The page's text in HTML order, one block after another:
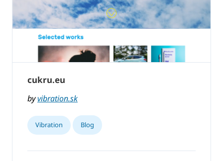
cukru.eu
byvibration.sk
Vibration Blog